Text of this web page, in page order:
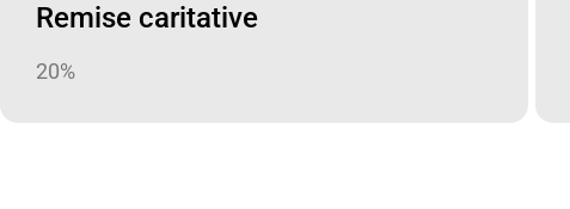
Remise caritative
20%